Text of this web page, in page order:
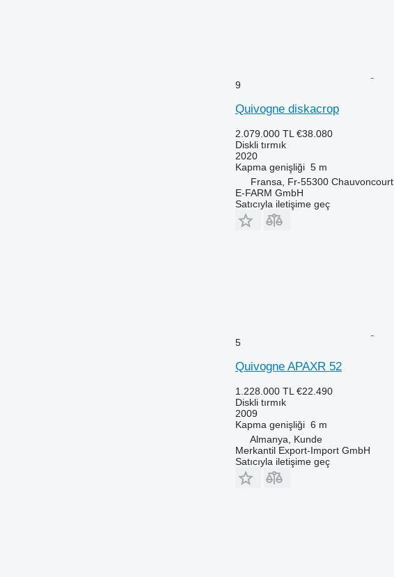
9
Quivogne diskacrop
2.079.000 TL €38.080
Diskli tırmık
2020
Kapma genişliği 5 m
Fransa, Fr-55300 Chauvoncourt
E-FARM GmbH
Satıcıyla iletişime geç
5
Quivogne APAXR 52
1.228.000 TL €22.490
Diskli tırmık
2009
Kapma genişliği 6 m
Almanya, Kunde
Merkantil Export-Import GmbH
Satıcıyla iletişime geç